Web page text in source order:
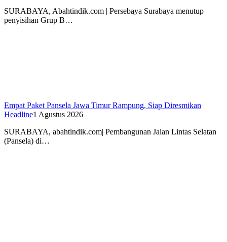
SURABAYA, Abahtindik.com | Persebaya Surabaya menutup
penyisihan Grup B…
Empat Paket Pansela Jawa Timur Rampung, Siap Diresmikan
Headline1 Agustus 2026
SURABAYA, abahtindik.com| Pembangunan Jalan Lintas Selatan
(Pansela) di…